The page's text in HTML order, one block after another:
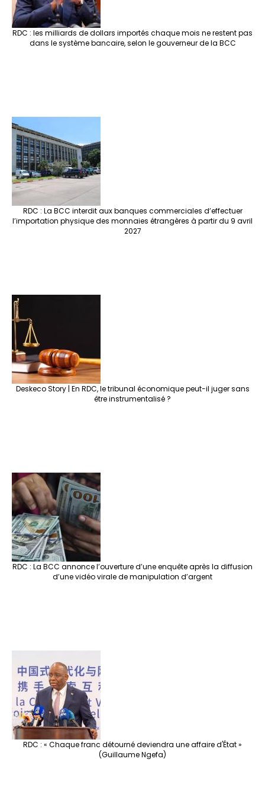
RDC : les milliards de dollars importés chaque mois ne restent pas
dans le système bancaire, selon le gouverneur de la BCC
RDC : La BCC interdit aux banques commerciales d’effectuer
l’importation physique des monnaies étrangères à partir du 9 avril
2027
Deskeco Story | En RDC, le tribunal économique peut-il juger sans
être instrumentalisé ?
RDC : La BCC annonce l’ouverture d’une enquête après la diffusion
d’une vidéo virale de manipulation d’argent
RDC : « Chaque franc détourné deviendra une affaire d'État »
(Guillaume Ngefa)